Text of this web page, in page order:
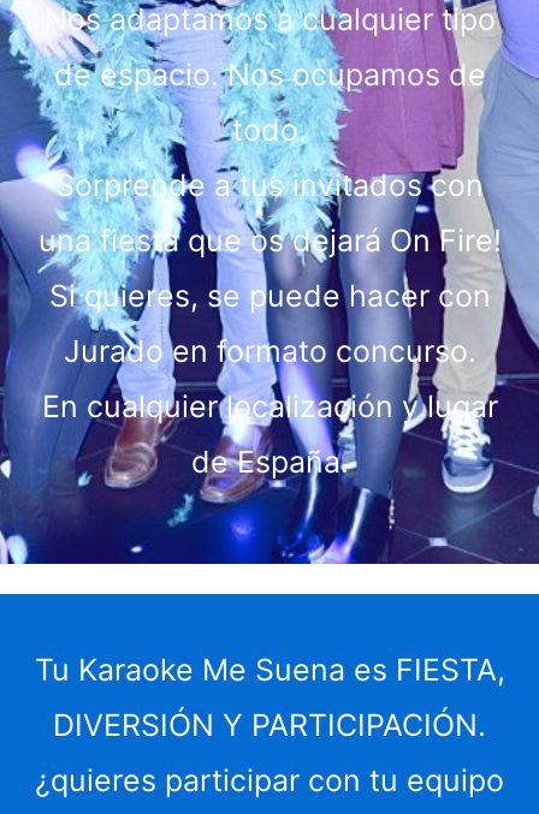
Nos adaptamos a cualquier tipo
de espacio. Nos ocupamos de
todo.
Sorprende a tus invitados con
una fiesta que os dejará On Fire!
Si quieres, se puede hacer con
Jurado en formato concurso.
En cualquier localización y lugar
de España.
Tu Karaoke Me Suena es FIESTA,
DIVERSIÓN Y PARTICIPACIÓN.
¿quieres participar con tu equipo